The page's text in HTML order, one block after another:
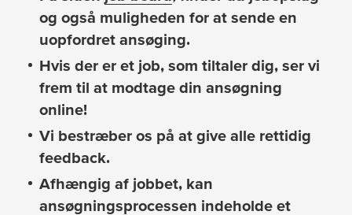
og også muligheden for at sende en
uopfordret ansøging.
Hvis der er et job, som tiltaler dig, ser vi
frem til at modtage din ansøgning
online!
Vi bestræber os på at give alle rettidig
feedback.
Afhængig af jobbet, kan
ansøgningsprocessen indeholde et